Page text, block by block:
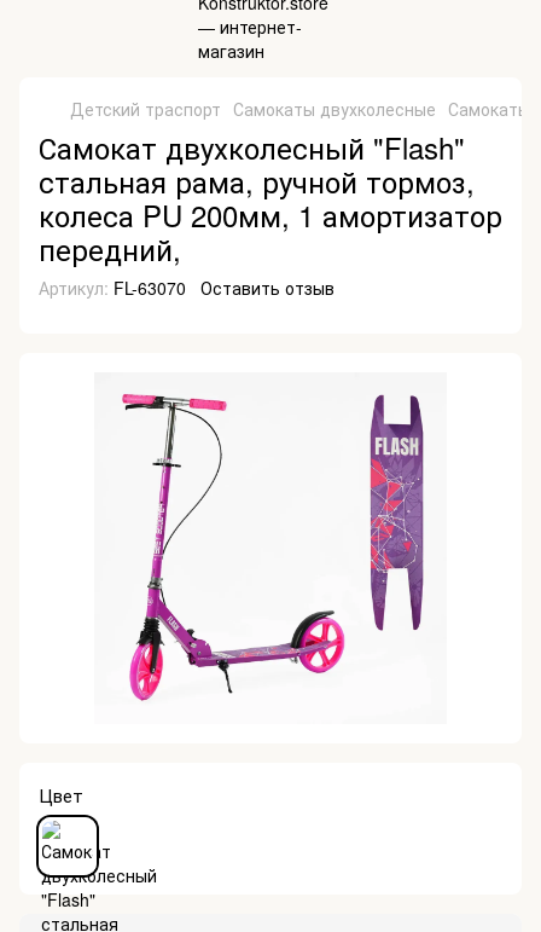
Детский траспорт Самокаты двухколесные Самокаты
Самокат двухколесный "Flash"
стальная рама, ручной тормоз,
колеса PU 200мм, 1 амортизатор
передний,
Артикул: FL-63070 Оставить отзыв
Цвет